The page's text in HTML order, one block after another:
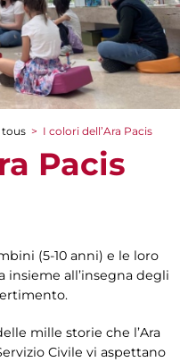
tous > I colori dell’Ara Pacis
Pacis
(5-10 anni) e le loro
all’insegna degli
mille storie che l’Ara
Civile vi aspettano